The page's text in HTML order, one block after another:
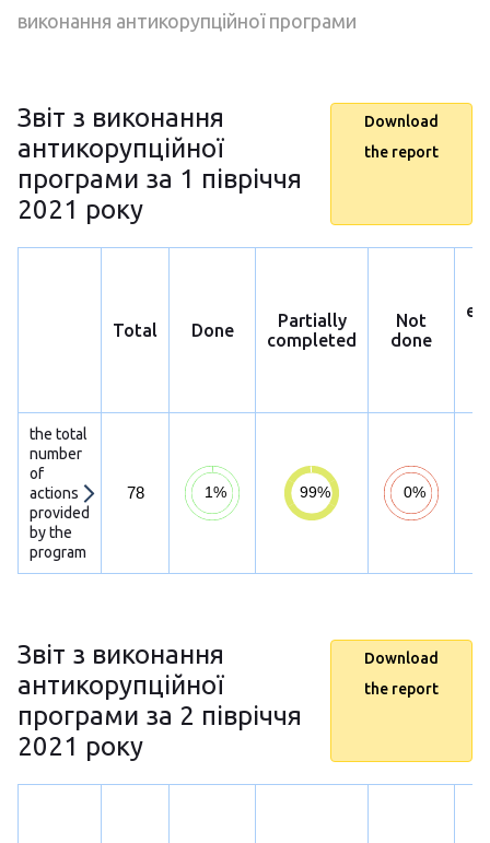
виконання антикорупційної програми
Звіт з виконання
антикорупційної
програми за 1 півріччя
2021 року
Download
the report
Total Done
Partially
completed
Not
done
the total
number
of
actions
provided
by the
program
78
Звіт з виконання
антикорупційної
програми за 2 півріччя
2021 року
Download
the report